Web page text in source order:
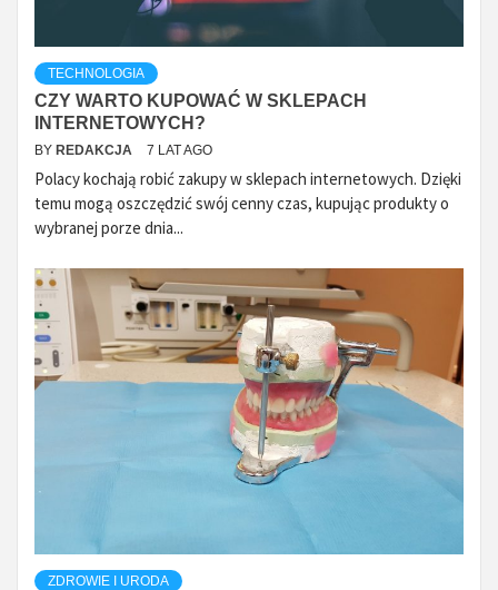
TECHNOLOGIA
CZY WARTO KUPOWAĆ W SKLEPACH
INTERNETOWYCH?
BY REDAKCJA 7 LAT AGO
Polacy kochają robić zakupy w sklepach internetowych. Dzięki
temu mogą oszczędzić swój cenny czas, kupując produkty o
wybranej porze dnia...
ZDROWIE I URODA